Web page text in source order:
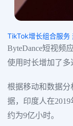
TikTok增长组合服务
ByteDance短视频
使用时长增加了多
根据移动和数据分
据，印度人在
约为9亿小时。